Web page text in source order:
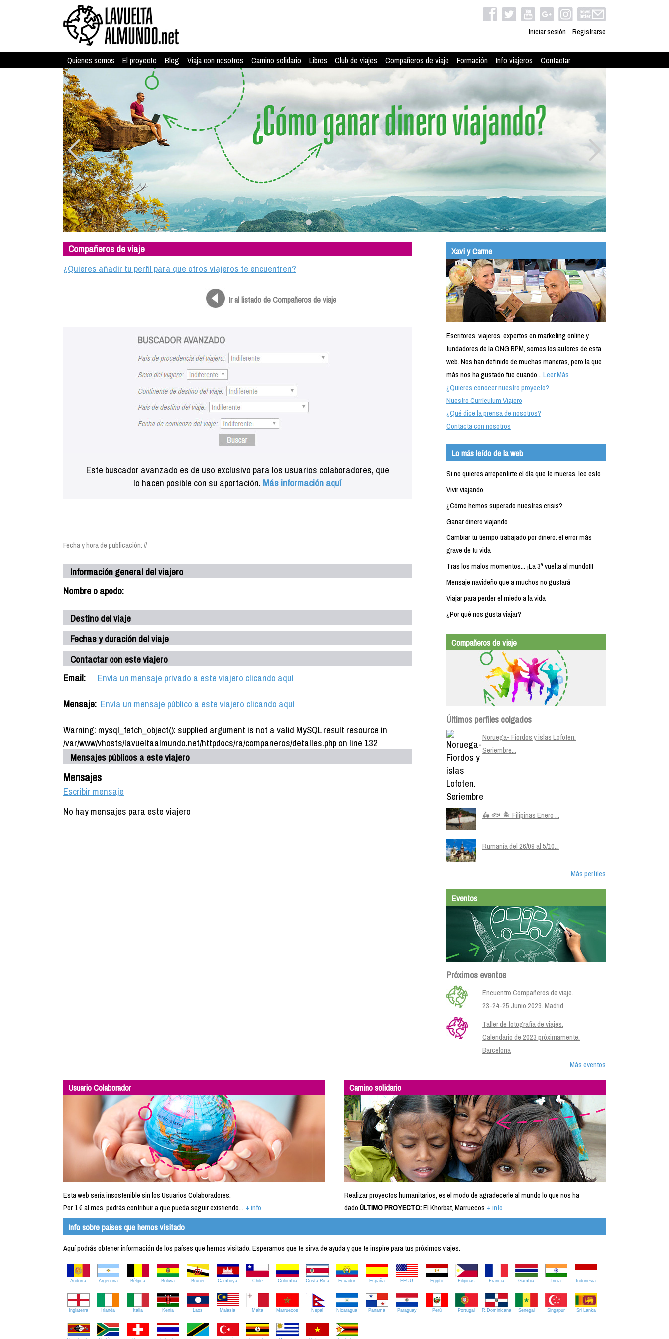
Iniciar sesión Registrarse
Quienes somos El proyecto Blog Viaja con nosotros Camino solidario Libros Club de viajes Compañeros de viaje Formación Info viajeros Contactar
Compañeros de viaje
¿Quieres añadir tu perfil para que otros viajeros te encuentren?
Ir al listado de Compañeros de viaje
Este buscador avanzado es de uso exclusivo para los usuarios colaboradores, que
lo hacen posible con su aportación. Más información aquí
Fecha y hora de publicación: //
Información general del viajero
Nombre o apodo:
Destino del viaje
Fechas y duración del viaje
Contactar con este viajero
Email:
Envía un mensaje privado a este viajero clicando aquí
Mensaje: Envía un mensaje público a este viajero clicando aquí
Warning: mysql_fetch_object(): supplied argument is not a valid MySQL result resource in
/var/www/vhosts/lavueltaalmundo.net/httpdocs/ra/companeros/detalles.php on line 132
Mensajes públicos a este viajero
Mensajes
Escribir mensaje
No hay mensajes para este viajero
Xavi y Carme
Escritores, viajeros, expertos en marketing online y
fundadores de la ONG BPM, somos los autores de esta
web. Nos han definido de muchas maneras, pero la que
más nos ha gustado fue cuando...Leer Más
¿Quieres conocer nuestro proyecto?
Nuestro Currículum Viajero
¿Qué dice la prensa de nosotros?
Contacta con nosotros
Lo más leído de la web
Si no quieres arrepentirte el día que te mueras, lee esto
Vivir viajando
¿Cómo hemos superado nuestras crisis?
Ganar dinero viajando
Cambiar tu tiempo trabajado por dinero: el error más
grave de tu vida
Tras los malos momentos... ¡La 3ª vuelta al mundo!!!
Mensaje navideño que a muchos no gustará
Viajar para perder el miedo a la vida
¿Por qué nos gusta viajar?
Compañeros de viaje
Últimos perfiles colgados
Noruega- Fiordos y islas Lofoten.
Seriembre...
🛵 🐟 🏝️ Filipinas Enero ...
Rumanía del 26/09 al 5/10...
Más perfiles
Eventos
Próximos eventos
Encuentro Compañeros de viaje.
23-24-25 Junio 2023. Madrid
Taller de fotografía de viajes.
Calendario de 2023 próximamente.
Barcelona
Más eventos
Usuario Colaborador
Esta web sería insostenible sin los Usuarios Colaboradores.
Por 1 € al mes, podrás contribuir a que pueda seguir existiendo... + info
Camino solidario
Realizar proyectos humanitarios, es el modo de agradecerle al mundo lo que nos ha
dado.ÚLTIMO PROYECTO:El Khorbat, Marruecos + info
Info sobre países que hemos visitado
Aquí podrás obtener información de los países que hemos visitado. Esperamos que te sirva de ayuda y que te inspire para tus próximos viajes.
Andorra Argentina Bélgica Bolivia Brunei Camboya Chile Colombia Costa Rica Ecuador España EEUU Egipto Filipinas Francia Gambia India Indonesia
Inglaterra Irlanda Italia Kenia Laos Malasia Malta Marruecos Nepal Nicaragua Panamá Paraguay Perú Portugal R.Dominicana Senegal Singapur Sri Lanka